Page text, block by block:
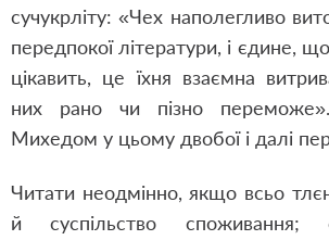
сучукрліту: «Чех наполегливо
передпокої літератури, і єдине,
цікавить, це їхня взаємна
них рано чи пізно
Михедом у цьому двобої і далі
Читати неодмінно, якщо всьо
й суспільство споживання;